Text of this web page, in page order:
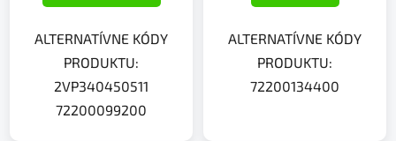
ALTERNATÍVNE KÓDY
PRODUKTU:
2VP340450511
72200099200
ALTERNATÍVNE KÓDY
PRODUKTU:
72200134400